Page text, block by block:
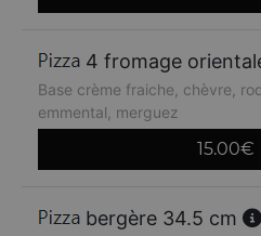
4 fromage
Base crème fraiche, chèvre,
emmental, merguez
15.00€
bergère 34.5 cm